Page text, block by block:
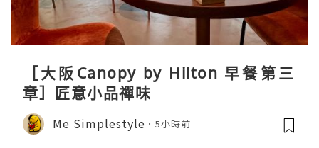
［大阪Canopy by Hilton 早餐第三
章］匠意小品禪味
Me Simplestyle 5小時前